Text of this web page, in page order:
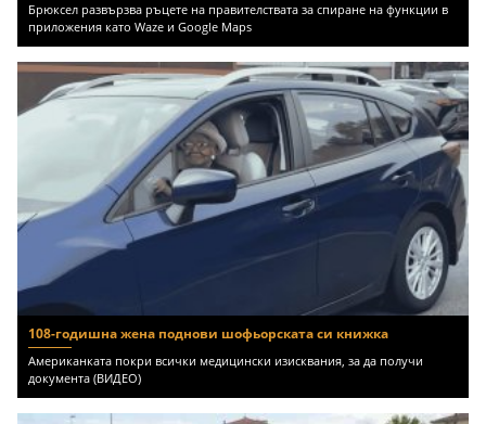
Брюксел развързва ръцете на правителствата за спиране на функции в
приложения като Waze и Google Maps
108-годишна жена поднови шофьорската си книжка
Американката покри всички медицински изисквания, за да получи
документа (ВИДЕО)